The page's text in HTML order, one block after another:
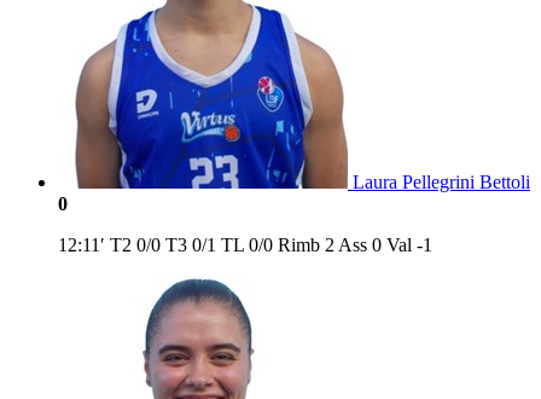
Laura Pellegrini Bettoli
0
12:11′ T2 0/0 T3 0/1 TL 0/0 Rimb 2 Ass 0 Val -1